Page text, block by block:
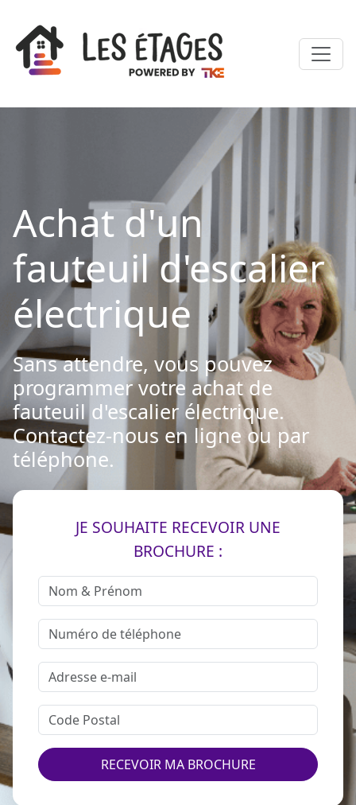
Achat d'un
fauteuil d'escalier
électrique
Sans attendre, vous pouvez
programmer votre achat de
fauteuil d'escalier électrique.
Contactez-nous en ligne ou par
téléphone.
JE SOUHAITE RECEVOIR UNE
BROCHURE :
RECEVOIR MA BROCHURE